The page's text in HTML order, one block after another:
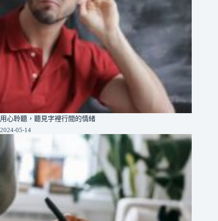
用心聆聽，聽見字裡行間的情緒
2024-05-14